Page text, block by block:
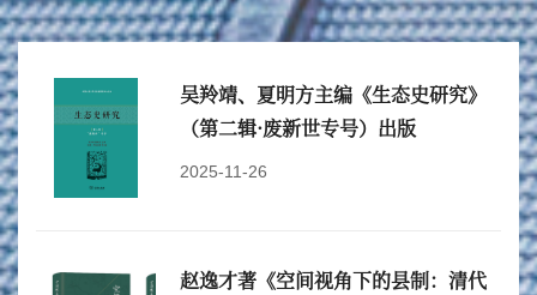
吴羚靖、夏明方主编《生态史研究》
（第二辑·废新世专号）出版
2025-11-26
赵逸才著《空间视角下的县制：清代